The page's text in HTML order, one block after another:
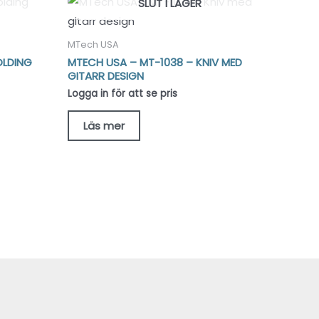
SLUT I LAGER
MTech USA
MTECH USA – MT-1038 – KNIV MED
GITARR DESIGN
Logga in för att se pris
Läs mer